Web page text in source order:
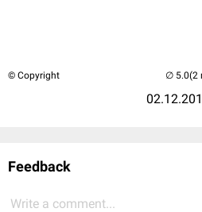
© Copyright (2
Feedback
Write a comment...